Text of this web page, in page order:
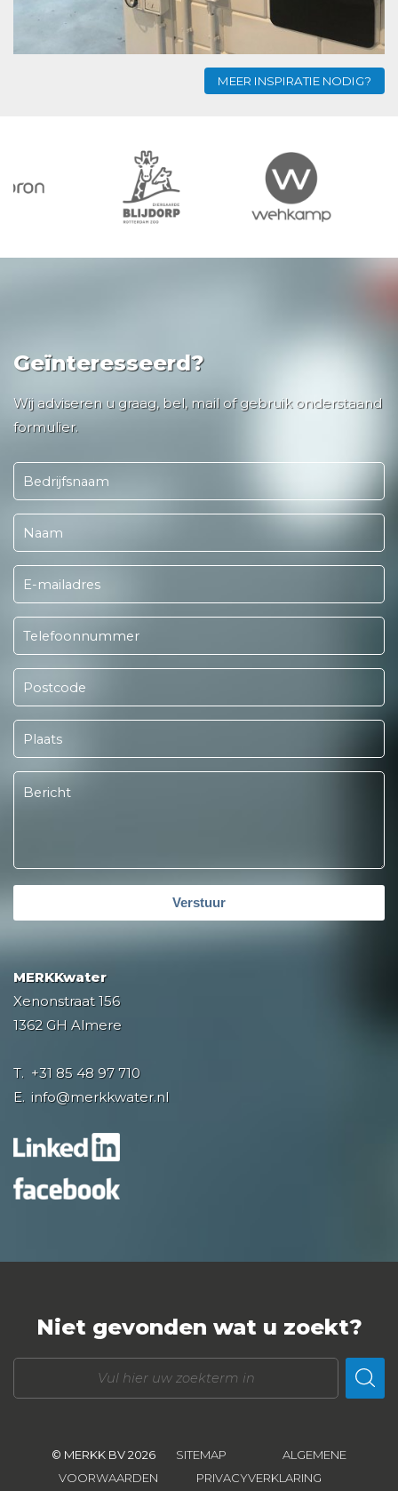
MEER INSPIRATIE NODIG?
Geïnteresseerd?
Wij adviseren u graag, bel, mail of gebruik onderstaand
formulier.
Verstuur
MERKKwater
Xenonstraat 156
1362 GH Almere
T. +31 85 48 97 710
E. info@merkkwater.nl
Niet gevonden wat u zoekt?
© MERKK BV 2026 SITEMAP
ALGEMENE
VOORWAARDEN
PRIVACYVERKLARING